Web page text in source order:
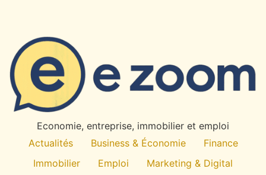
Economie, entreprise, immobilier et emploi
Actualités
Business & Économie
Finance
Immobilier
Emploi
Marketing & Digital